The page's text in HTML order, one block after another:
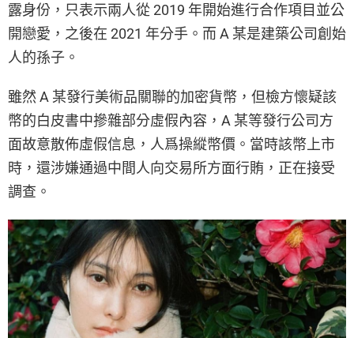
露身份，只表示兩人從 2019 年開始進行合作項目並公
開戀愛，之後在 2021 年分手。而 A 某是建築公司創始
人的孫子。
雖然 A 某發行美術品關聯的加密貨幣，但檢方懷疑該
幣的白皮書中摻雜部分虛假內容，A 某等發行公司方
面故意散佈虛假信息，人爲操縱幣價。當時該幣上市
時，還涉嫌通過中間人向交易所方面行賄，正在接受
調查。